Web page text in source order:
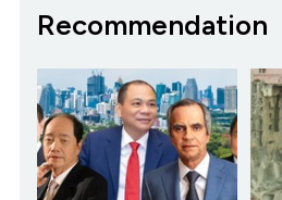
Recommendation